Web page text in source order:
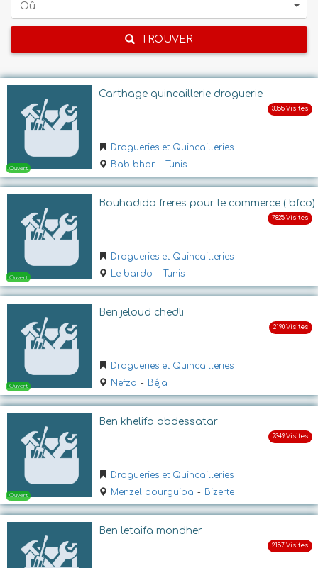
Oû
TROUVER
Carthage quincaillerie droguerie
Drogueries et Quincailleries
Bab bhar - Tunis
Ouvert
Bouhadida freres pour le commerce ( bfco)
Drogueries et Quincailleries
Le bardo - Tunis
Ben jeloud chedli
Drogueries et Quincailleries
Nefza - Béja
Ben khelifa abdessatar
Drogueries et Quincailleries
Menzel bourguiba - Bizerte
Ben letaifa mondher